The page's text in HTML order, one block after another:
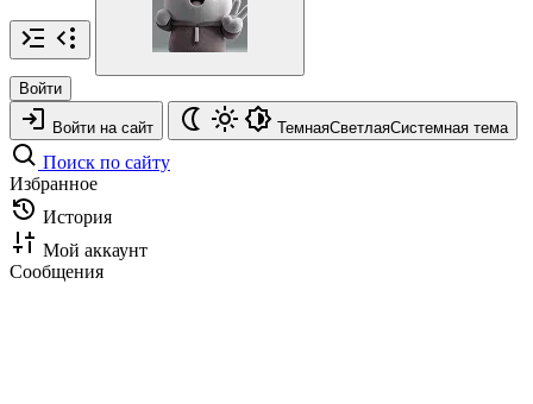
Войти
Войти на сайт ТемнаяСветлаяСистемная тема
Поиск по сайту
Избранное
История
Мой аккаунт
Сообщения